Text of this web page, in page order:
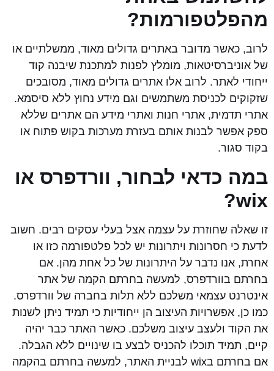
מהפלטפורמות?
לרוב, כאשר מדובר באתרים גדולים מאוד, ממשלתיים או
של אוניברסיטאות, מומלץ לפנות למתכנת שיבנה קוד
ייחודי לאתר. לרוב אלו אתרים גדולים מאוד, מסובכים
שזקוקים לכניסת משתמשים וגם מידע נחוץ ללא סיסמא.
אתרי תדמית, אתרי חנות ואתרי מידע הם אתרים שללא
ספק אפשר לבנות אותם בעזרת מערכות בקוש פתוח או
בקוד סגור.
במה כדאי לבחור, וורדפרס או
wix?
זו שאלה שחוזרת על עצמה אצל בעלי עסקים רבים. חשוב
לדעת כי חסרונות ויתרונות יש לכל פלטפורמה כזו או
אחרת, אנו נדבר על היתרונות של כל אחת מהן. אם
בחרתם בוורדפרס, למעשה בחרתם הקמה של אתר
אינטרנט עצמאי משלכם ללא תלות בחברה של וורדפרס.
כמו כן, אפשרויות העיצוב הן ייחודיות כי תמיד ניתן לשנות
את הקוד ולעצב עיצוב משלכם. כאשר האתר כבר יהיה
קיים, תמיד תוכלו להכניס לבצע בו שינויים ללא הגבלה.
אם בחרתם בwix לבניית האתר, למעשה בחרתם בהקמה